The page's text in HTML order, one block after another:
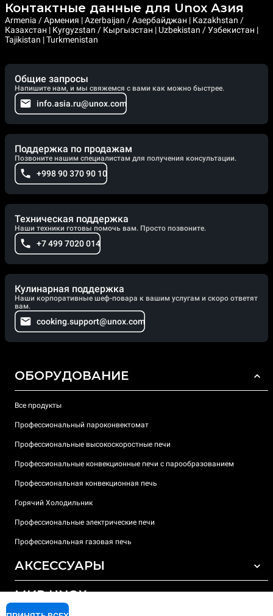
Контактные данные для Unox Азия
Armenia / Армения | Azerbaijan / Азербайджан | Kazakhstan /
Казахстан | Kyrgyzstan / Кыргызстан | Uzbekistan / Узбекистан |
Tajikistan | Turkmenistan
Общие запросы
Напишите нам, и мы свяжемся с вами как можно быстрее.
info.asia.ru@unox.com
Поддержка по продажам
Позвоните нашим специалистам для получения консультации.
+998 90 370 90 10
Техническая поддержка
Наши техники готовы помочь вам. Просто позвоните.
+7 499 7020 014
Кулинарная поддержка
Наши корпоративные шеф-повара к вашим услугам и скоро ответят
вам.
cooking.support@unox.com
ОБОРУДОВАНИЕ
Все продукты
Профессиональный пароконвектомат
Профессиональные высокоскоростные печи
Профессиональные конвекционные печи с парообразованием
Профессиональная конвекционная печь
Горячий Холодильник
Профессиональные электрические печи
Профессиональная газовая печь
АКСЕССУАРЫ
МИР UNOX